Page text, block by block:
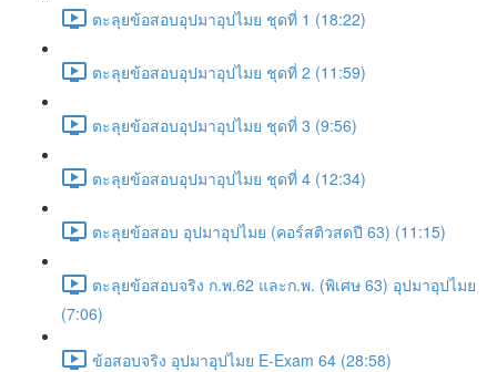
ตะลุยข้อสอบอุปมาอุปไมย ชุดที่ 1 (18:22)
ตะลุยข้อสอบอุปมาอุปไมย ชุดที่ 2 (11:59)
ตะลุยข้อสอบอุปมาอุปไมย ชุดที่ 3 (9:56)
ตะลุยข้อสอบอุปมาอุปไมย ชุดที่ 4 (12:34)
ตะลุยข้อสอบ อุปมาอุปไมย (คอร์สติวสดปี 63) (11:15)
ตะลุยข้อสอบจริง ก.พ.62 และก.พ. (พิเศษ 63) อุปมาอุปไมย
(7:06)
ข้อสอบจริง อุปมาอุปไมย E-Exam 64 (28:58)